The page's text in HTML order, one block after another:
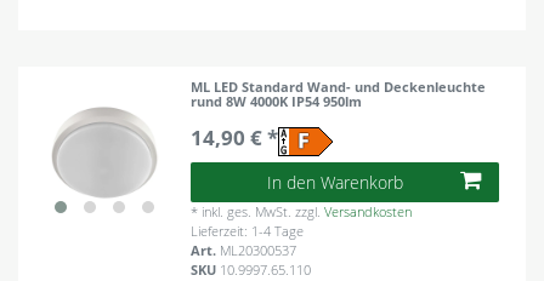
ML LED Standard Wand- und Deckenleuchte
rund 8W 4000K IP54 950lm
14,90 € *
In den Warenkorb
* inkl. ges. MwSt. zzgl.Versandkosten
Lieferzeit: 1-4 Tage
Art. ML20300537
SKU 10.9997.65.110